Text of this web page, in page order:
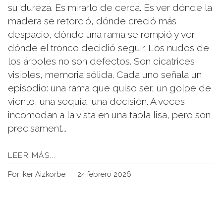
su dureza. Es mirarlo de cerca. Es ver dónde la
madera se retorció, dónde creció más
despacio, dónde una rama se rompió y ver
dónde el tronco decidió seguir. Los nudos de
los árboles no son defectos. Son cicatrices
visibles, memoria sólida. Cada uno señala un
episodio: una rama que quiso ser, un golpe de
viento, una sequía, una decisión. A veces
incomodan a la vista en una tabla lisa, pero son
precisament...
LEER MÁS...
Por Iker Aizkorbe 24 febrero 2026